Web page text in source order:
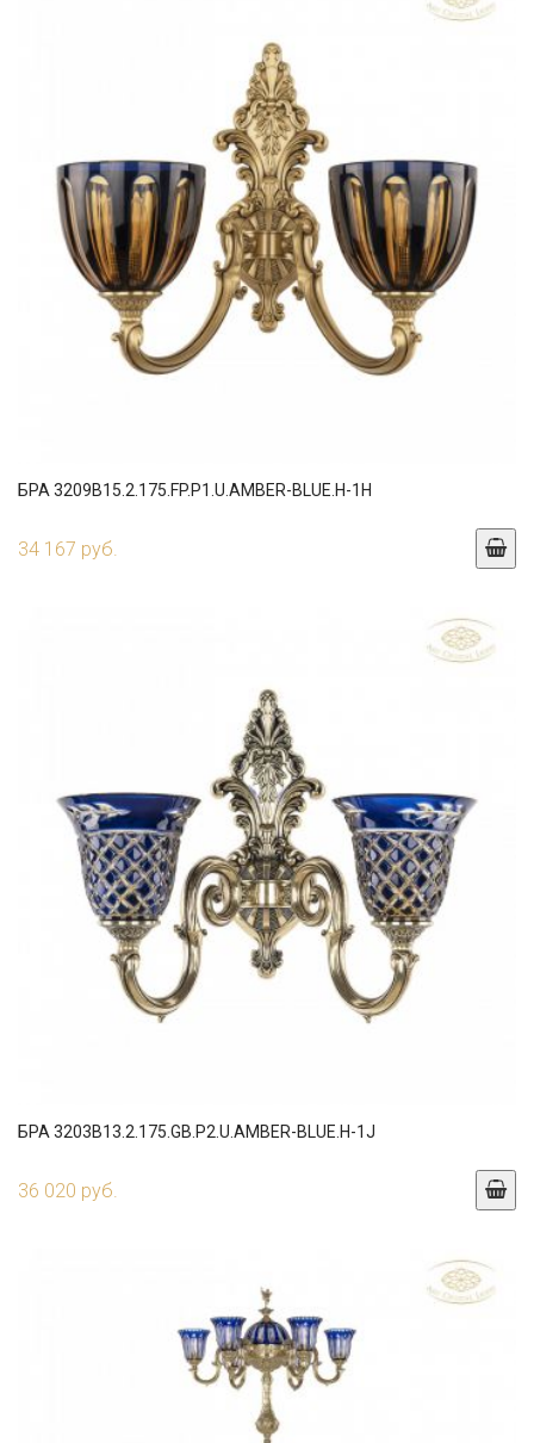
БРА 3209B15.2.175.FP.P1.U.AMBER-BLUE.H-1H
34 167 руб.
БРА 3203B13.2.175.GB.P2.U.AMBER-BLUE.H-1J
36 020 руб.